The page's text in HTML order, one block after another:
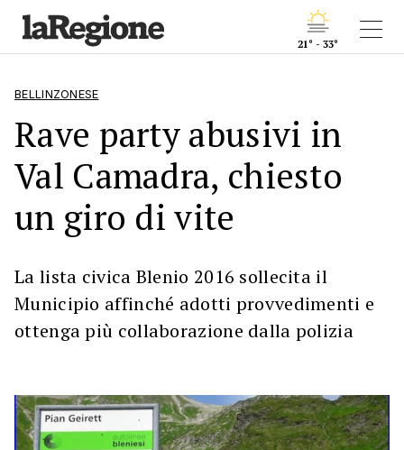
21° - 33°
BELLINZONESE
Rave party abusivi in
Val Camadra, chiesto
un giro di vite
La lista civica Blenio 2016 sollecita il
Municipio affinché adotti provvedimenti e
ottenga più collaborazione dalla polizia